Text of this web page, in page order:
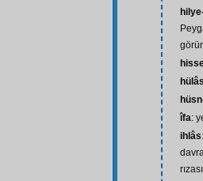
îfa:
ihlâs